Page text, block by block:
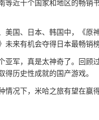
等近十个国家和地区的畅
国、日本、韩国中，《原
来有机会夺得日本最畅销榜
亚军，真是太神奇了。回
历史性成就的国产游戏。
况下，米哈之旅有望在赢